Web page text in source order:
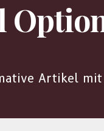
Artikel